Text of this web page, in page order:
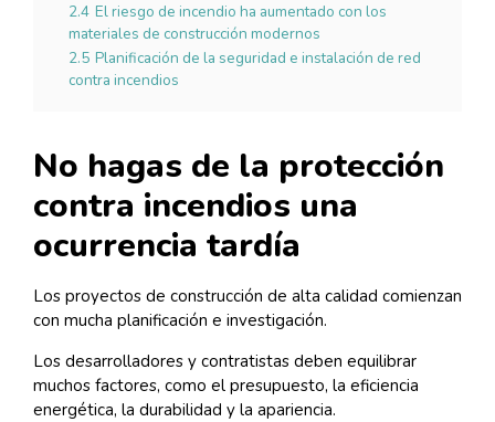
2.4 El riesgo de incendio ha aumentado con los
materiales de construcción modernos
2.5 Planificación de la seguridad e instalación de red
contra incendios
No hagas de la protección
contra incendios una
ocurrencia tardía
Los proyectos de construcción de alta calidad comienzan
con mucha planificación e investigación.
Los desarrolladores y contratistas deben equilibrar
muchos factores, como el presupuesto, la eficiencia
energética, la durabilidad y la apariencia.